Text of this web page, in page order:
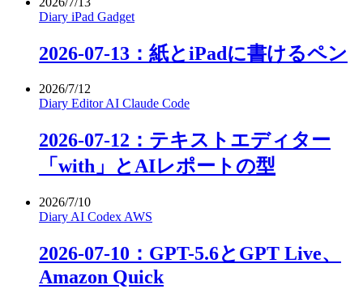
Diary iPad Gadget
2026-07-13：紙とiPadに書けるペン
2026/7/12
Diary EditorAI Claude Code
2026-07-12：テキストエディター
「with」とAIレポートの型
2026/7/10
Diary AI Codex AWS
2026-07-10：GPT-5.6とGPT Live、
Amazon Quick